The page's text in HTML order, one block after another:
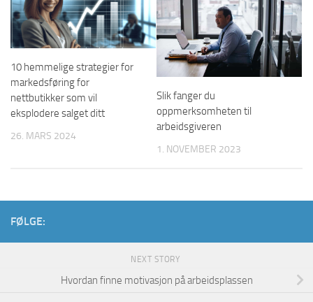
10 hemmelige strategier for
markedsføring for
nettbutikker som vil
eksplodere salget ditt
26. MARS 2024
Slik fanger du
oppmerksomheten til
arbeidsgiveren
1. NOVEMBER 2023
FØLGE:
NEXT STORY
Hvordan finne motivasjon på arbeidsplassen